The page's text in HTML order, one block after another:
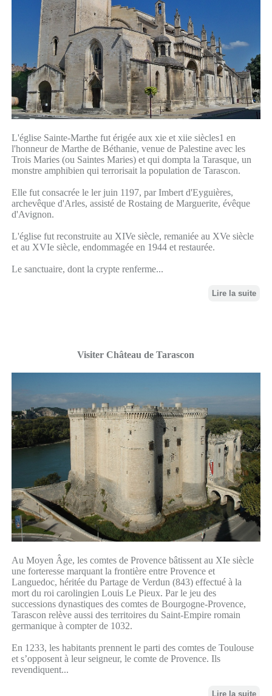
L'église Sainte-Marthe fut érigée aux xie et xiie siècles1 en
l'honneur de Marthe de Béthanie, venue de Palestine avec les
Trois Maries (ou Saintes Maries) et qui dompta la Tarasque, un
monstre amphibien qui terrorisait la population de Tarascon.
Elle fut consacrée le ler juin 1197, par Imbert d'Eyguières,
archevêque d'Arles, assisté de Rostaing de Marguerite, évêque
d'Avignon.
L'église fut reconstruite au XIVe siècle, remaniée au XVe siècle
et au XVIe siècle, endommagée en 1944 et restaurée.
Le sanctuaire, dont la crypte renferme...
Lire la suite
Visiter Château de Tarascon
Au Moyen Âge, les comtes de Provence bâtissent au XIe siècle
une forteresse marquant la frontière entre Provence et
Languedoc, héritée du Partage de Verdun (843) effectué à la
mort du roi carolingien Louis Le Pieux. Par le jeu des
successions dynastiques des comtes de Bourgogne-Provence,
Tarascon relève aussi des territoires du Saint-Empire romain
germanique à compter de 1032.
En 1233, les habitants prennent le parti des comtes de Toulouse
et s’opposent à leur seigneur, le comte de Provence. Ils
revendiquent...
Lire la suite